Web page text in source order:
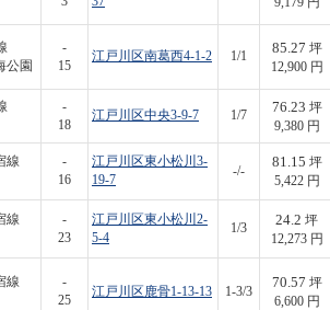
公園
-
15
江戸川区南葛西4-1-2 1/1
85.27 坪
12,900 円
-
18
江戸川区中央3-9-7 1/7
76.23 坪
9,380 円
線
-
16
江戸川区東小松川3-
19-7
-/-
81.15 坪
5,422 円
線
-
23
江戸川区東小松川2-
5-4
1/3
24.2 坪
12,273 円
線
-
25
江戸川区鹿骨1-13-13 1-3/3
70.57 坪
6,600 円